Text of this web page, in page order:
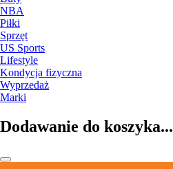
NBA
Piłki
Sprzęt
US Sports
Lifestyle
Kondycja fizyczna
Wyprzedaż
Marki
Dodawanie do koszyka...